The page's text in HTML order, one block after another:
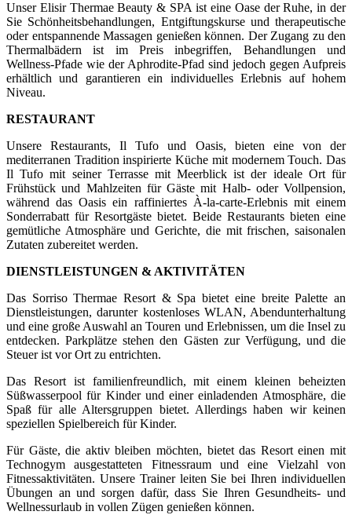
Unser Elisir Thermae Beauty & SPA ist eine Oase der Ruhe, in der
Sie Schönheitsbehandlungen, Entgiftungskurse und therapeutische
oder entspannende Massagen genießen können. Der Zugang zu den
Thermalbädern ist im Preis inbegriffen, Behandlungen und
Wellness-Pfade wie der Aphrodite-Pfad sind jedoch gegen Aufpreis
erhältlich und garantieren ein individuelles Erlebnis auf hohem
Niveau.
RESTAURANT
Unsere Restaurants, Il Tufo und Oasis, bieten eine von der
mediterranen Tradition inspirierte Küche mit modernem Touch. Das
Il Tufo mit seiner Terrasse mit Meerblick ist der ideale Ort für
Frühstück und Mahlzeiten für Gäste mit Halb- oder Vollpension,
während das Oasis ein raffiniertes À-la-carte-Erlebnis mit einem
Sonderrabatt für Resortgäste bietet. Beide Restaurants bieten eine
gemütliche Atmosphäre und Gerichte, die mit frischen, saisonalen
Zutaten zubereitet werden.
DIENSTLEISTUNGEN & AKTIVITÄTEN
Das Sorriso Thermae Resort & Spa bietet eine breite Palette an
Dienstleistungen, darunter kostenloses WLAN, Abendunterhaltung
und eine große Auswahl an Touren und Erlebnissen, um die Insel zu
entdecken. Parkplätze stehen den Gästen zur Verfügung, und die
Steuer ist vor Ort zu entrichten.
Das Resort ist familienfreundlich, mit einem kleinen beheizten
Süßwasserpool für Kinder und einer einladenden Atmosphäre, die
Spaß für alle Altersgruppen bietet. Allerdings haben wir keinen
speziellen Spielbereich für Kinder.
Für Gäste, die aktiv bleiben möchten, bietet das Resort einen mit
Technogym ausgestatteten Fitnessraum und eine Vielzahl von
Fitnessaktivitäten. Unsere Trainer leiten Sie bei Ihren individuellen
Übungen an und sorgen dafür, dass Sie Ihren Gesundheits- und
Wellnessurlaub in vollen Zügen genießen können.